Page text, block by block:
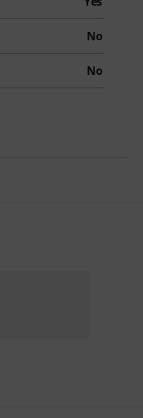
No
No